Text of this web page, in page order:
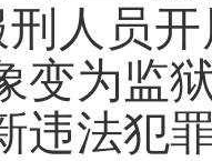
人员
变为监
违法犯